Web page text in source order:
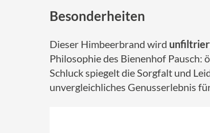
Besonderheiten
Dieser Himbeerbrand wird
Philosophie des Bienenhof
Schluck spiegelt die Sorgfalt und
unvergleichliches Genusserlebnis